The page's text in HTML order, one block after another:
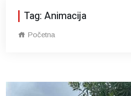
Tag: Animacija
Početna